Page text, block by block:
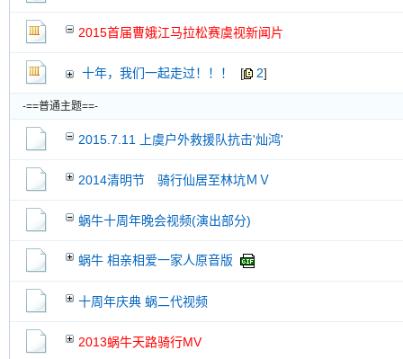
2015首届曹娥江马拉松赛虞视新闻片
十年，我们一起走过！！！ [ 2]
-==普通主题==-
2015.7.11 上虞户外救援队抗击'灿鸿'
2014清明节 骑行仙居至林坑ＭＶ
蜗牛十周年晚会视频(演出部分)
蜗牛 相亲相爱一家人原音版
十周年庆典 蜗二代视频
2013蜗牛天路骑行MV